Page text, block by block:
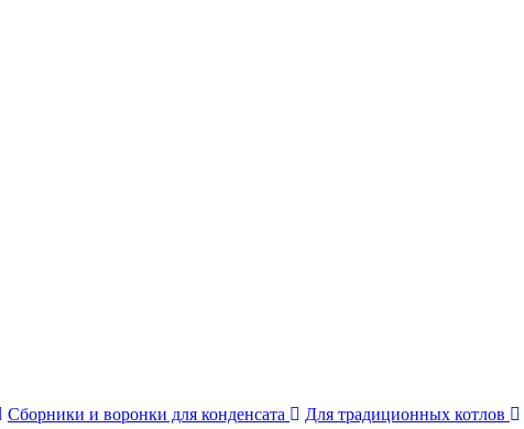
Сборники и воронки для конденсата Для традиционных котлов